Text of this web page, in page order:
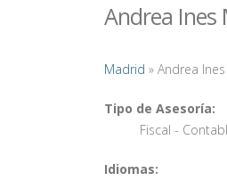
Andrea Ines
Madrid » Andrea
Tipo de Asesoría:
Fiscal -
Idiomas: